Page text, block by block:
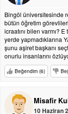
Bingöl üniversitesinde
bütün öğretim
icraatını bilen varmı?
yerde yapmadıklarına
şunu aşiret başkanı
onurlu insanlarını
Beğendim (6)
Misafir
10 Haziran